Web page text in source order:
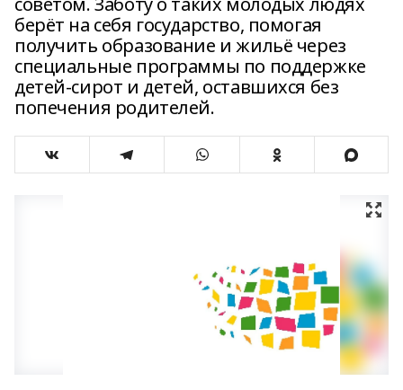
берёт на себя государство, помогая
получить образование и жильё через
специальные программы по поддержке
детей-сирот и детей, оставшихся без
попечения родителей.